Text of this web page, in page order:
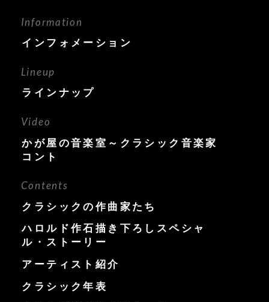
Information
インフォメーション
Lineup
ラインナップ
Video
かが屋の音楽室～クラシック音楽家
コント
Contents
クラシックの作曲家たち
ハロルド作石描き下ろしスペシャ
ル・ストーリー
アーティスト紹介
クラシック年表